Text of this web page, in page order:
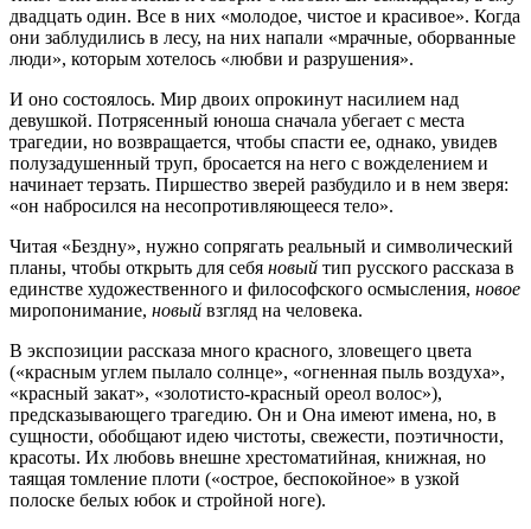
двадцать один. Все в них «молодое, чистое и красивое». Когда
они заблудились в лесу, на них напали «мрачные, оборванные
люди», которым хотелось «любви и разрушения».
И оно состоялось. Мир двоих опрокинут насилием над
девушкой. Потрясенный юноша сначала убегает с места
трагедии, но возвращается, чтобы спасти ее, однако, увидев
полузадушенный труп, бросается на него с вожделением и
начинает терзать. Пиршество зверей разбудило и в нем зверя:
«он набросился на несопротивляющееся тело».
Читая «Бездну», нужно сопрягать реальный и символический
планы, чтобы открыть для себя новый тип русского рассказа в
единстве художественного и философского осмысления, новое
миропонимание, новый взгляд на человека.
В экспозиции рассказа много красного, зловещего цвета
(«красным углем пылало солнце», «огненная пыль воздуха»,
«красный закат», «золотисто-красный ореол волос»),
предсказывающего трагедию. Он и Она имеют имена, но, в
сущности, обобщают идею чистоты, свежести, поэтичности,
красоты. Их любовь внешне хрестоматийная, книжная, но
таящая томление плоти («острое, беспокойное» в узкой
полоске белых юбок и стройной ноге).